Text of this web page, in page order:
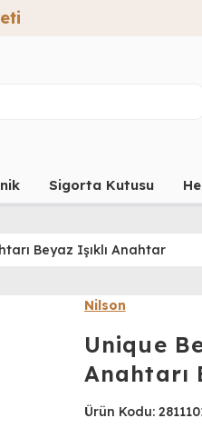
Sigorta Kutusu
Beyaz Işıklı Anahtar
Nilson
Unique
Anahtarı
Ürün Kodu: